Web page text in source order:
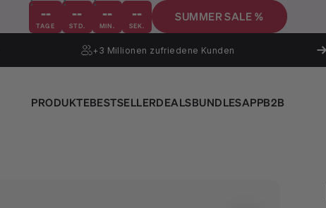
--
TAGE
--
STD.
--
MIN.
--
SEK.
SUMMER SALE %
+3 Millionen zufriedene Kunden
PRODUKTEBESTSELLERDEALSBUNDLESAPPB2B